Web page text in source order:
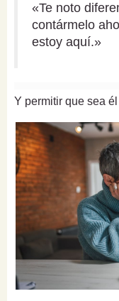
«Te noto
contármelo
estoy aquí.»
Y permitir que sea